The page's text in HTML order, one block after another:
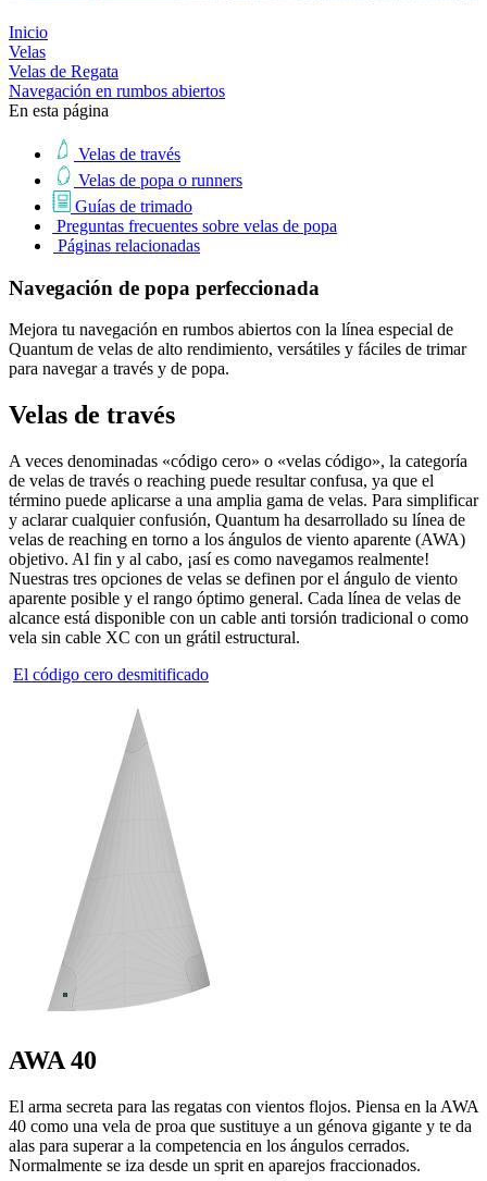
Inicio
Velas
Velas de Regata
Navegación en rumbos abiertos
En esta página
Velas de través
Velas de popa o runners
Guías de trimado
Preguntas frecuentes sobre velas de popa
Páginas relacionadas
Navegación de popa perfeccionada
Mejora tu navegación en rumbos abiertos con la línea especial de
Quantum de velas de alto rendimiento, versátiles y fáciles de trimar
para navegar a través y de popa.
Velas de través
A veces denominadas «código cero» o «velas código», la categoría
de velas de través o reaching puede resultar confusa, ya que el
término puede aplicarse a una amplia gama de velas. Para simplificar
y aclarar cualquier confusión, Quantum ha desarrollado su línea de
velas de reaching en torno a los ángulos de viento aparente (AWA)
objetivo. Al fin y al cabo, ¡así es como navegamos realmente!
Nuestras tres opciones de velas se definen por el ángulo de viento
aparente posible y el rango óptimo general. Cada línea de velas de
alcance está disponible con un cable anti torsión tradicional o como
vela sin cable XC con un grátil estructural.
El código cero desmitificado
AWA 40
El arma secreta para las regatas con vientos flojos. Piensa en la AWA
40 como una vela de proa que sustituye a un génova gigante y te da
alas para superar a la competencia en los ángulos cerrados.
Normalmente se iza desde un sprit en aparejos fraccionados.